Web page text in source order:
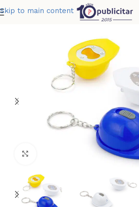
Skip to main content
DESTAPADOR